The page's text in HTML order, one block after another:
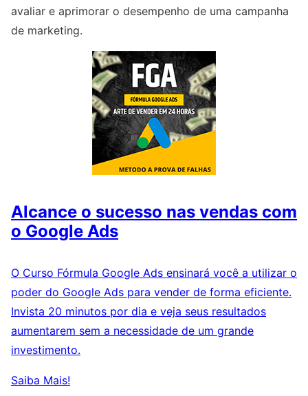
avaliar e aprimorar o desempenho de uma campanha
de marketing.
Alcance o sucesso nas vendas com
o Google Ads
O Curso Fórmula Google Ads ensinará você a utilizar o
poder do Google Ads para vender de forma eficiente.
Invista 20 minutos por dia e veja seus resultados
aumentarem sem a necessidade de um grande
investimento.
Saiba Mais!